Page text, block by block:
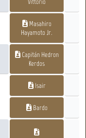
Masahiro
Hayamoto Jr.
Capitán Hedron
Kerdos
Isair
Bardo